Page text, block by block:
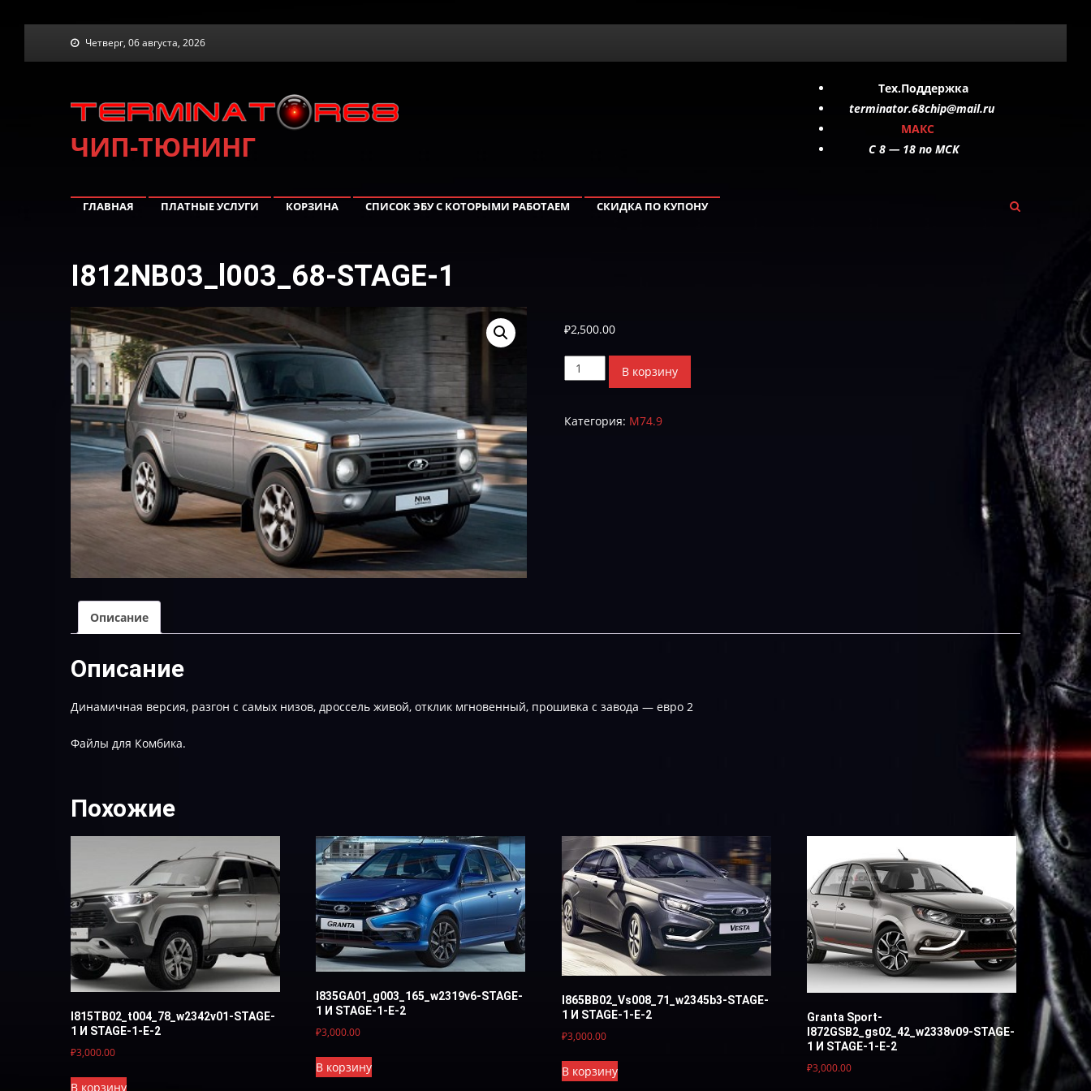
Четверг, 06 августа, 2026
ЧИП-ТЮНИНГ
Тех.Поддержка
terminator.68chip@mail.ru
МАКС
C 8 — 18 по МСК
ГЛАВНАЯ ПЛАТНЫЕ УСЛУГИ КОРЗИНА СПИСОК ЭБУ С КОТОРЫМИ РАБОТАЕМ СКИДКА ПО КУПОНУ
I812NB03_l003_68-STAGE-1
₽2,500.00
Количество
товара
STAGE-
В корзину
Категория: М74.9
Описание
Описание
Динамичная версия, разгон с самых низов, дроссель живой, отклик мгновенный, прошивка с завода — евро 2
Файлы для Комбика.
Похожие
I815TB02_t004_78_w2342v01-STAGE-
1 И STAGE-1-E-2
₽3,000.00
В корзину
I835GA01_g003_165_w2319v6-STAGE-
1 И STAGE-1-E-2
₽3,000.00
В корзину
I865BB02_Vs008_71_w2345b3-STAGE-
1 И STAGE-1-E-2
₽3,000.00
В корзину
Granta Sport-
I872GSB2_gs02_42_w2338v09-STAGE-
1 И STAGE-1-E-2
₽3,000.00